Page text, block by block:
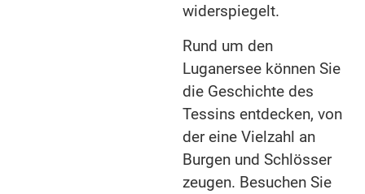
widerspiegelt.
Rund um den
Luganersee können Sie
die Geschichte des
Tessins entdecken, von
der eine Vielzahl an
Burgen und Schlösser
zeugen. Besuchen Sie